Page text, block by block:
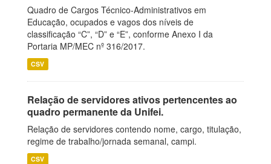
Quadro de Cargos Técnico-Administrativos em
Educação, ocupados e vagos dos níveis de
classificação “C”, “D” e “E”, conforme Anexo I da
Portaria MP/MEC nº 316/2017.
CSV
Relação de servidores ativos pertencentes ao
quadro permanente da Unifei.
Relação de servidores contendo nome, cargo, titulação,
regime de trabalho/jornada semanal, campi.
CSV